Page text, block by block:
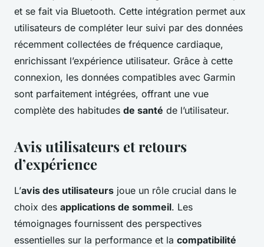
et se fait via Bluetooth. Cette intégration permet aux
utilisateurs de compléter leur suivi par des données
récemment collectées de fréquence cardiaque,
enrichissant l’expérience utilisateur. Grâce à cette
connexion, les données compatibles avec Garmin
sont parfaitement intégrées, offrant une vue
complète des habitudes de santé de l’utilisateur.
Avis utilisateurs et retours
d’expérience
L’avis des utilisateurs joue un rôle crucial dans le
choix des applications de sommeil. Les
témoignages fournissent des perspectives
essentielles sur la performance et la compatibilité